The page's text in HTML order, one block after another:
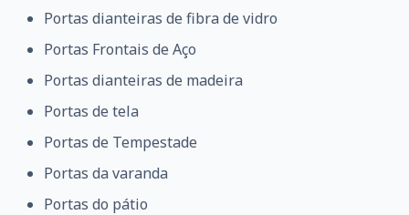
Portas dianteiras de fibra de vidro
Portas Frontais de Aço
Portas dianteiras de madeira
Portas de tela
Portas de Tempestade
Portas da varanda
Portas do pátio